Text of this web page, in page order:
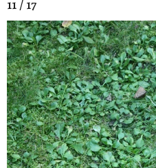
11 / 17